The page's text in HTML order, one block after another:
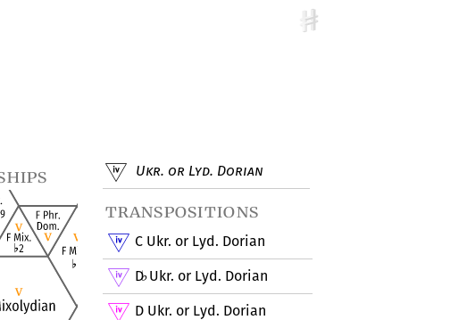
Ukr. or Lyd. Dorian
transpositions
C Ukr. or Lyd. Dorian
D♭Ukr. or Lyd. Dorian
D Ukr. or Lyd. Dorian